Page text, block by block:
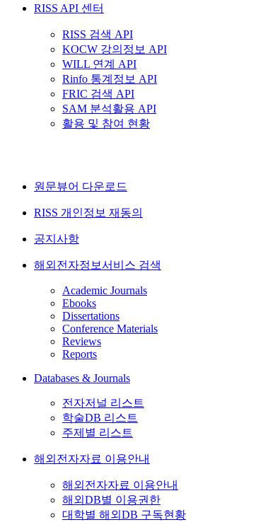
RISS API 센터
RISS 검색 API
KOCW 강의정보 API
WILL 연계 API
Rinfo 통계정보 API
FRIC 검색 API
SAM 분석활용 API
활용 및 참여 현황
원문뷰어 다운로드
RISS 개인정보 재동의
공지사항
해외전자정보서비스 검색
Academic Journals
Ebooks
Dissertations
Conference Materials
Reviews
Reports
Databases & Journals
전자저널 리스트
학술DB 리스트
주제별 리스트
해외전자자료 이용안내
해외전자자료 이용안내
해외DB별 이용권한
대학별 해외DB 구독현황